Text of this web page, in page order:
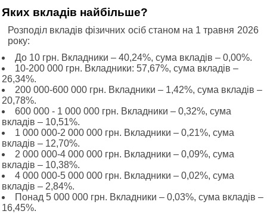
Яких вкладів найбільше?
Розподіл вкладів фізичних осіб станом на 1 травня 2026
року:
До 10 грн. Вкладники ‒ 40,24%, сума вкладів ‒ 0,00%.
10-200 000 грн. Вкладники: 57,67%, сума вкладів ‒
26,34%.
200 000-600 000 грн. Вкладники ‒ 1,42%, сума вкладів ‒
20,78%.
600 000 - 1 000 000 грн. Вкладники ‒ 0,32%, сума
вкладів ‒ 10,51%.
1 000 000-2 000 000 грн. Вкладники ‒ 0,21%, сума
вкладів ‒ 12,70%.
2 000 000-4 000 000 грн. Вкладники ‒ 0,09%, сума
вкладів ‒ 10,38%.
4 000 000-5 000 000 грн. Вкладники ‒ 0,02%, сума
вкладів ‒ 2,84%.
Понад 5 000 000 грн. Вкладники ‒ 0,03%, сума вкладів ‒
16,45%.